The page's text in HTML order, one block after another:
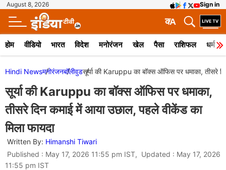
August 8, 2026 Sign in
A
क
होम वीडियो भारत विदेश मनोरंजन खेल पैसा राशिफल धर्म
Hindi Newsमनोरंजनबॉलीवुडसूर्या की Karuppu का बॉक्स ऑफिस पर धमाका, तीसरे
सूर्या की Karuppu का बॉक्स ऑफिस पर धमाका,
तीसरे दिन कमाई में आया उछाल, पहले वीकेंड का
मिला फायदा
Written By: Himanshi Tiwari
Published : May 17, 2026 11:55 pm IST, Updated : May 17, 2026
11:55 pm IST